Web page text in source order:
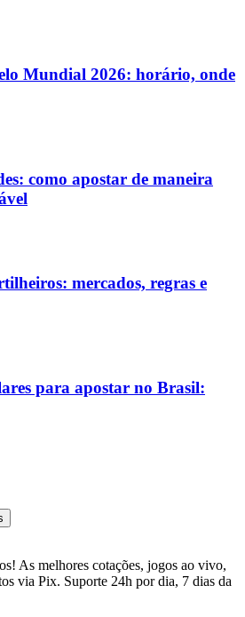
Mundial 2026: horário, onde
como apostar de maneira
mercados, regras e
para apostar no Brasil:
As melhores cotações, jogos ao vivo,
via Pix. Suporte 24h por dia, 7 dias da